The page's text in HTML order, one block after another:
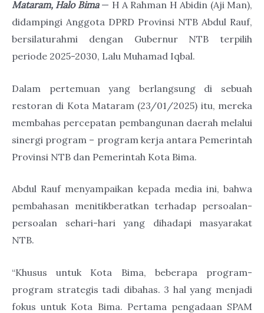
Mataram, Halo Bima— H A Rahman H Abidin (Aji Man),
didampingi Anggota DPRD Provinsi NTB Abdul Rauf,
bersilaturahmi dengan Gubernur NTB terpilih
periode 2025-2030, Lalu Muhamad Iqbal.
Dalam pertemuan yang berlangsung di sebuah
restoran di Kota Mataram (23/01/2025) itu, mereka
membahas percepatan pembangunan daerah melalui
sinergi program – program kerja antara Pemerintah
Provinsi NTB dan Pemerintah Kota Bima.
Abdul Rauf menyampaikan kepada media ini, bahwa
pembahasan menitikberatkan terhadap persoalan-
persoalan sehari-hari yang dihadapi masyarakat
NTB.
“Khusus untuk Kota Bima, beberapa program-
program strategis tadi dibahas. 3 hal yang menjadi
fokus untuk Kota Bima. Pertama pengadaan SPAM